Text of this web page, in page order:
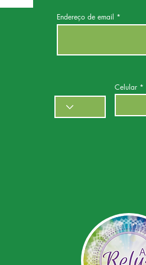
Endereço de email
Celular